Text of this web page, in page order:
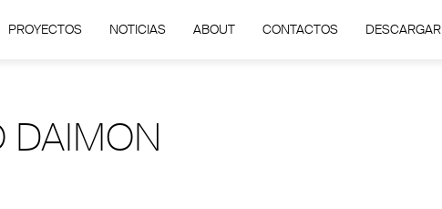
PROYECTOS NOTICIAS ABOUT CONTACTOS DESCARGAR
DAIMON